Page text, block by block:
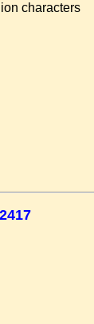
characters